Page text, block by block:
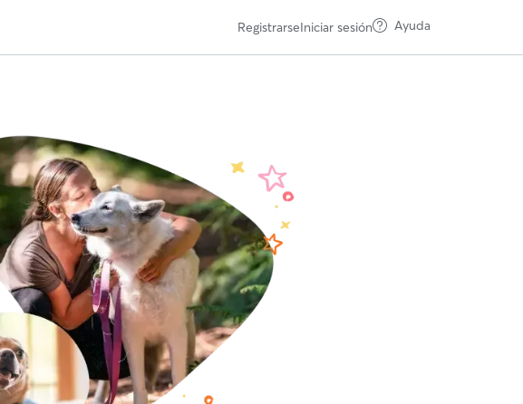
RegistrarseIniciar sesión Ayuda